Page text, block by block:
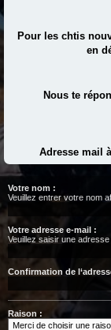
Pour les chtis
en
Nous te
Adresse mail
Votre nom :
Veuillez entrer votre nom
Votre adresse e-mail :
Veuillez saisir une
Confirmation de
Raison :